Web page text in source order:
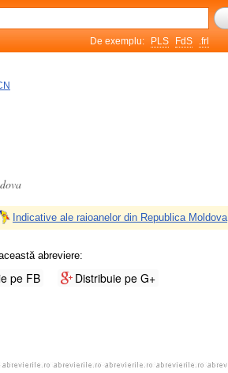
De exemplu: PLS FdS .frl
Indicative ale raioanelor din Republica Moldova
abreviere:
pe FB Distribuie pe G+